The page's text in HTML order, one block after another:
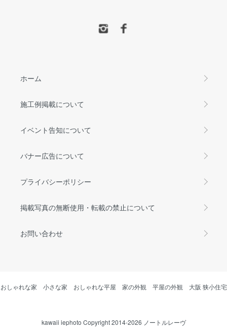
ホーム
施工例掲載について
イベント告知について
バナー広告について
プライバシーポリシー
掲載写真の無断使用・転載の禁止について
お問い合わせ
おしゃれな家 小さな家 おしゃれな平屋 家の外観 平屋の外観 大阪 狭小住宅
kawaii iephoto Copyright 2014-2026 ノートルレーヴ